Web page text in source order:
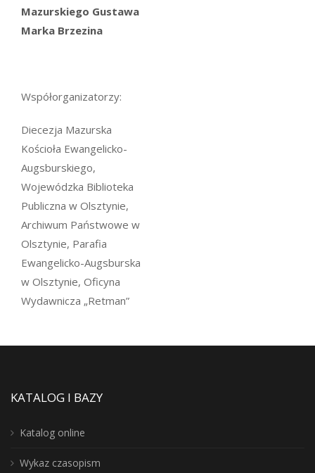
Mazurskiego Gustawa
Marka Brzezina
Współorganizatorzy:
Diecezja Mazurska
Kościoła Ewangelicko-
Augsburskiego,
Wojewódzka Biblioteka
Publiczna w Olsztynie,
Archiwum Państwowe w
Olsztynie, Parafia
Ewangelicko-Augsburska
w Olsztynie, Oficyna
Wydawnicza „Retman”
KATALOG I BAZY
Katalog online
Wykaz czasopism